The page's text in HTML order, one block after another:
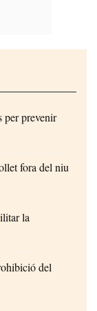
per prevenir
fora del niu
la
del